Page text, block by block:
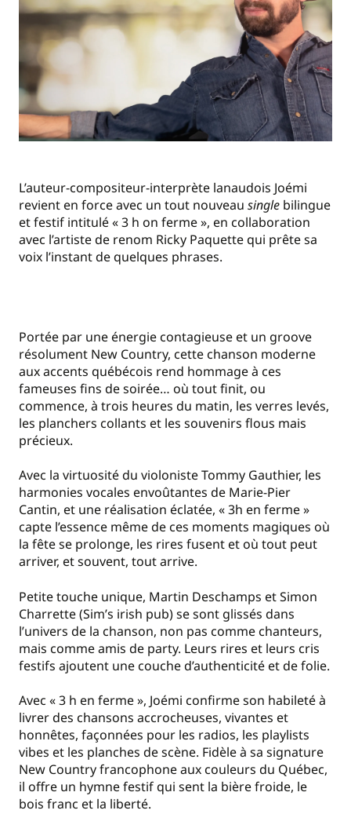
L’auteur-compositeur-interprète lanaudois Joémi
revient en force avec un tout nouveau single bilingue
et festif intitulé « 3 h on ferme », en collaboration
avec l’artiste de renom Ricky Paquette qui prête sa
voix l’instant de quelques phrases.
Portée par une énergie contagieuse et un groove
résolument New Country, cette chanson moderne
aux accents québécois rend hommage à ces
fameuses fins de soirée… où tout finit, ou
commence, à trois heures du matin, les verres levés,
les planchers collants et les souvenirs flous mais
précieux.
Avec la virtuosité du violoniste Tommy Gauthier, les
harmonies vocales envoûtantes de Marie-Pier
Cantin, et une réalisation éclatée, « 3h en ferme »
capte l’essence même de ces moments magiques où
la fête se prolonge, les rires fusent et où tout peut
arriver, et souvent, tout arrive.
Petite touche unique, Martin Deschamps et Simon
Charrette (Sim’s irish pub) se sont glissés dans
l’univers de la chanson, non pas comme chanteurs,
mais comme amis de party. Leurs rires et leurs cris
festifs ajoutent une couche d’authenticité et de folie.
Avec « 3 h en ferme », Joémi confirme son habileté à
livrer des chansons accrocheuses, vivantes et
honnêtes, façonnées pour les radios, les playlists
vibes et les planches de scène. Fidèle à sa signature
New Country francophone aux couleurs du Québec,
il offre un hymne festif qui sent la bière froide, le
bois franc et la liberté.